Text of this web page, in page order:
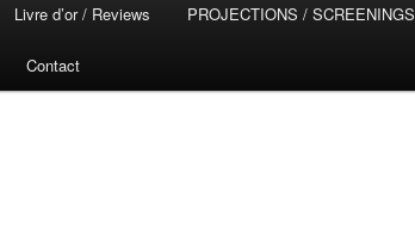
Livre d’or / Reviews PROJECTIONS / SCREENINGS
Contact